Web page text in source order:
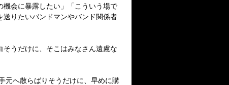
会に暴露したい」「こういう場で
りたいバンドマンやバンド関係者
うだけに、そこはみなさん遠慮な
元へ散らばりそうだけに、早めに購